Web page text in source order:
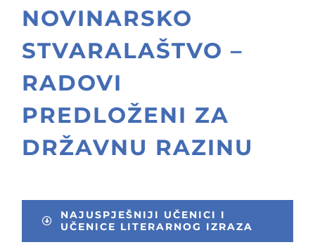
NOVINARSKO
STVARALAŠTVO –
RADOVI
PREDLOŽENI ZA
DRŽAVNU RAZINU
NAJUSPJEŠNIJI UČENICI I
UČENICE LITERARNOG IZRAZA